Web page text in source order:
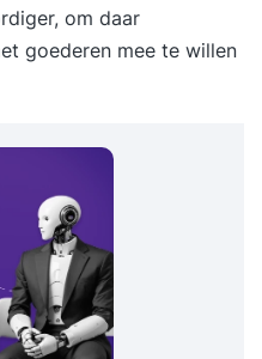
om daar
goederen mee te willen